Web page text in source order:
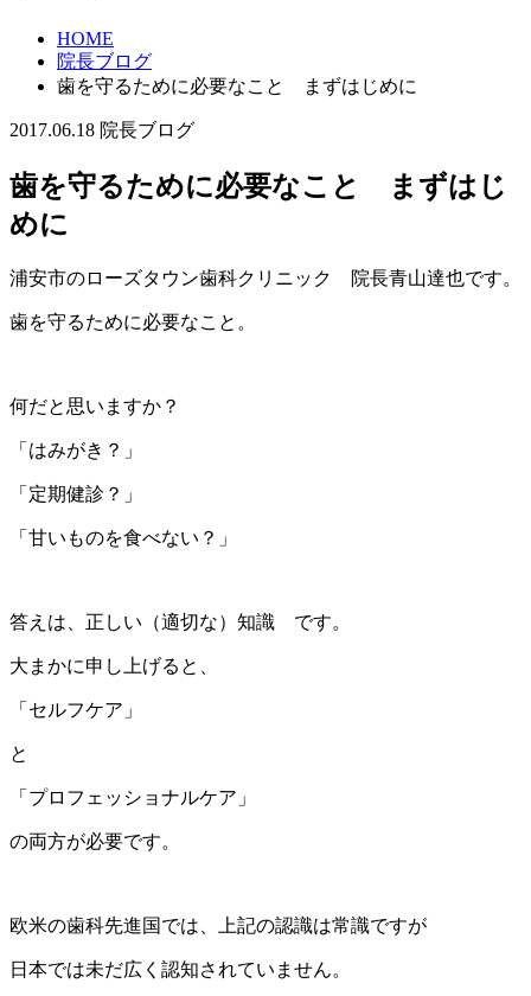
HOME
院長ブログ
歯を守るために必要なこと まずはじめに
2017.06.18 院長ブログ
歯を守るために必要なこと まずはじ
めに
浦安市のローズタウン歯科クリニック 院長青山達也です。
歯を守るために必要なこと。
何だと思いますか？
「はみがき？」
「定期健診？」
「甘いものを食べない？」
答えは、 正しい（適切な）知識 です。
大まかに申し上げると、
「セルフケア」
と
「プロフェッショナルケア」
の両方が必要です。
欧米の歯科先進国では、上記の認識は常識ですが
日本では未だ広く認知されていません。